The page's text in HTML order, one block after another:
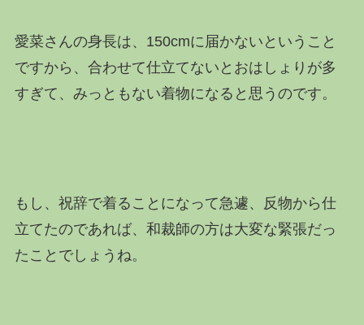
愛菜さんの身長は、150cmに届かないということ
ですから、合わせて仕立てないとおはしょりが多
すぎて、みっともない着物になると思うのです。
もし、祝辞で着ることになって急遽、反物から仕
立てたのであれば、和裁師の方は大変な緊張だっ
たことでしょうね。